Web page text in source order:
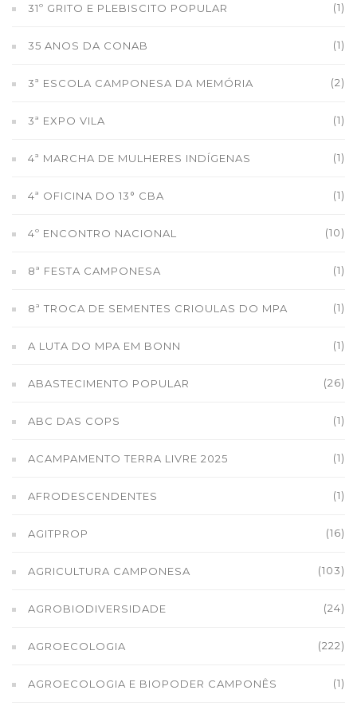
31º GRITO E PLEBISCITO POPULAR (1)
35 ANOS DA CONAB (1)
3ª ESCOLA CAMPONESA DA MEMÓRIA (2)
3ª EXPO VILA (1)
4ª MARCHA DE MULHERES INDÍGENAS (1)
4ª OFICINA DO 13° CBA (1)
4º ENCONTRO NACIONAL (10)
8ª FESTA CAMPONESA (1)
8ª TROCA DE SEMENTES CRIOULAS DO MPA (1)
A LUTA DO MPA EM BONN (1)
ABASTECIMENTO POPULAR (26)
ABC DAS COPS (1)
ACAMPAMENTO TERRA LIVRE 2025 (1)
AFRODESCENDENTES (1)
AGITPROP (16)
AGRICULTURA CAMPONESA (103)
AGROBIODIVERSIDADE (24)
AGROECOLOGIA (222)
AGROECOLOGIA E BIOPODER CAMPONÊS (1)